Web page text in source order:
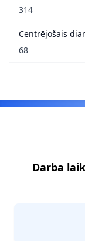
314
Centrējošais
68
Darba